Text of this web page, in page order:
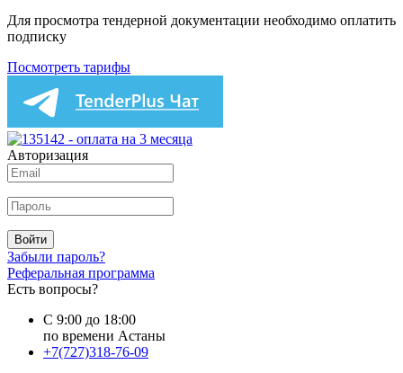
Для просмотра тендерной документации необходимо оплатить
подписку
Посмотреть тарифы
Авторизация
Войти
Забыли пароль?
Реферальная программа
Есть вопросы?
С 9:00 до 18:00
по времени Астаны
+7(727)318-76-09